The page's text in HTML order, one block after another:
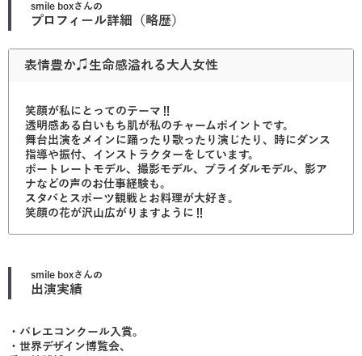
smile boxさんの
プロフィール詳細（略歴）
表情豊か♫生命感溢れる大人女性
笑顔が私にとってのテーマ‼︎
透明感ある白いもち肌が私のチャームポイントです。
舞台出演をメインに踊ったり歌ったり演じたり、時にダンス
指導や振付、インストラクターをしています。
ポートレートモデル、撮影モデル、ブライダルモデル、影ア
ナなどの声のお仕事経験も。
スタバとスポーツ観戦とお料理が大好き。
笑顔の花が沢山広がりますように‼︎
smile boxさんの
出演実績
・バレエコンクール入賞。
・世界デザイン博覧会、